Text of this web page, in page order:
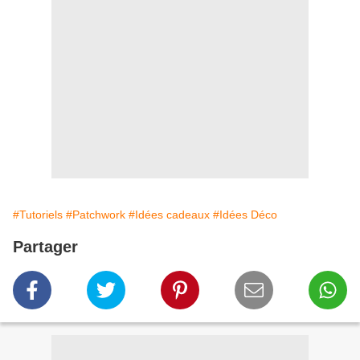
#Tutoriels #Patchwork #Idées cadeaux #Idées Déco
Partager